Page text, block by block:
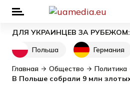
ДЛЯ УКРАИНЦЕВ ЗА РУБЕЖОМ:
Польша
Германия
Главная Общество
Политика